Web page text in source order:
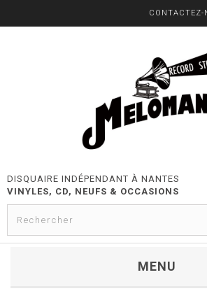
CONTACTEZ-
DISQUAIRE INDÉPENDANT À NANTES
VINYLES, CD, NEUFS & OCCASIONS
MENU